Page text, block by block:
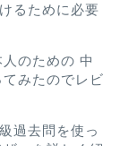
るために必要
のための 中
みたのでレビ
過去問を使っ